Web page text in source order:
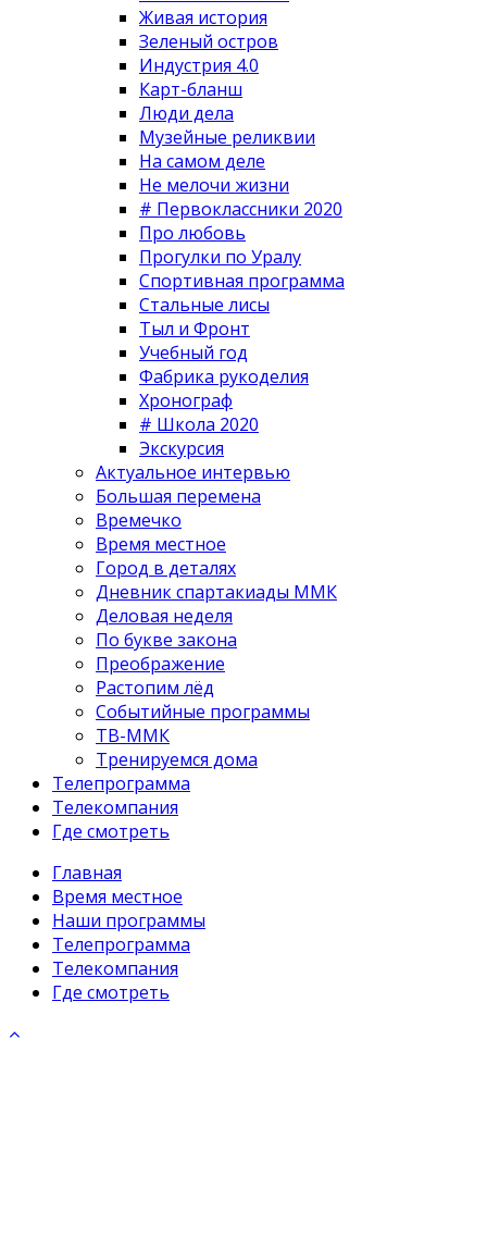
Живая история
Зеленый остров
Индустрия 4.0
Карт-бланш
Люди дела
Музейные реликвии
На самом деле
Не мелочи жизни
# Первоклассники 2020
Про любовь
Прогулки по Уралу
Спортивная программа
Стальные лисы
Тыл и Фронт
Учебный год
Фабрика рукоделия
Хронограф
# Школа 2020
Экскурсия
Актуальное интервью
Большая перемена
Времечко
Время местное
Город в деталях
Дневник спартакиады ММК
Деловая неделя
По букве закона
Преображение
Растопим лёд
Событийные программы
ТВ-ММК
Тренируемся дома
Телепрограмма
Телекомпания
Где смотреть
Главная
Время местное
Наши программы
Телепрограмма
Телекомпания
Где смотреть